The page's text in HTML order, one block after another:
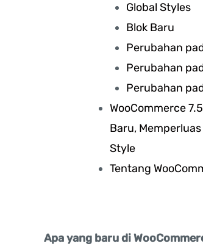
Global Styles
Blok Baru
Perubahan
Perubahan
Perubahan
WooCommerce
Baru,
Style
Tentang
Apa yang baru di